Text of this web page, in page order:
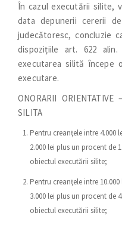
În cazul executării silite,
data depunerii cererii
judecătoresc, concluzie
dispozițiile art. 622
executarea silită începe
executare.
ONORARII ORIENTATIVE
SILITA
Pentru creanţele intre 4.000
2.000 lei plus un procent de
obiectul executării silite;
Pentru creanţele intre
3.000 lei plus un procent de
obiectul executării silite;